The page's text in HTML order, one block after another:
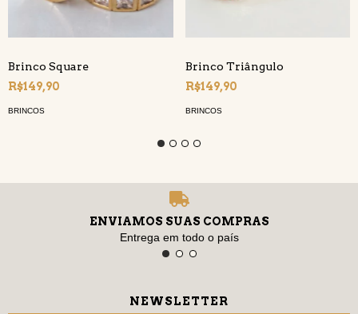
Brinco Square
R$149,90
BRINCOS
Brinco Triângulo
R$149,90
BRINCOS
ENVIAMOS SUAS COMPRAS
Entrega em todo o país
NEWSLETTER